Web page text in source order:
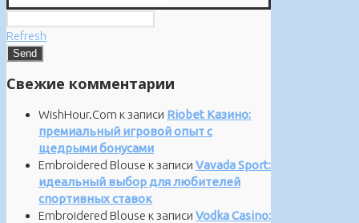
Refresh
Свежие комментарии
WishHour.Com к записи Riobet Казино:
премиальный игровой опыт с
щедрыми бонусами
Embroidered Blouse к записи Vavada Sport:
идеальный выбор для любителей
спортивных ставок
Embroidered Blouse к записи Vodka Casino: